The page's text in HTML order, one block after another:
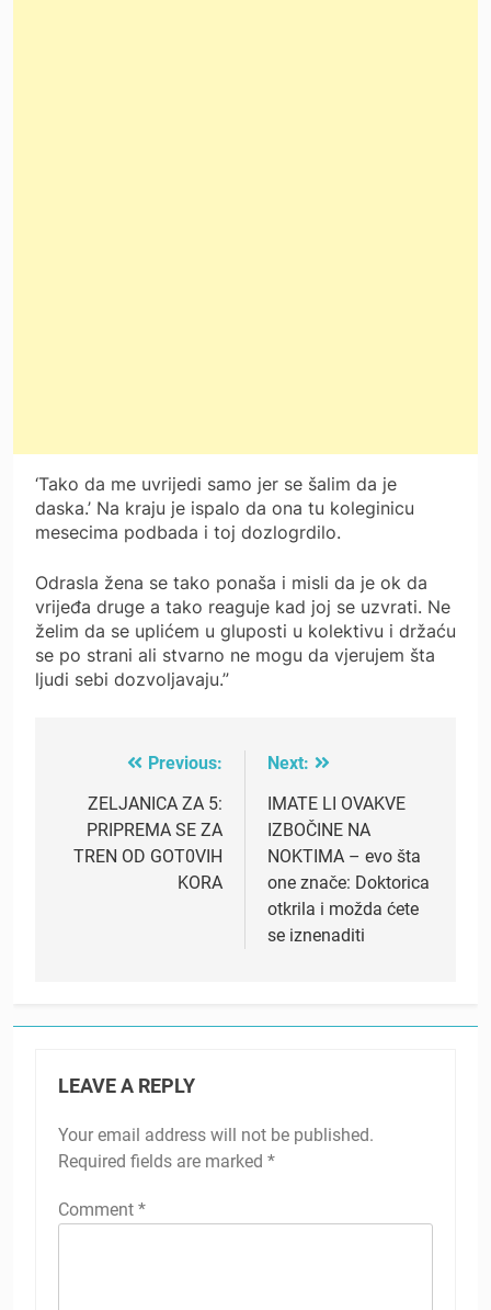
‘Tako da me uvrijedi samo jer se šalim da je
daska.’ Na kraju je ispalo da ona tu koleginicu
mesecima podbada i toj dozlogrdilo.
Odrasla žena se tako ponaša i misli da je ok da
vrijeđa druge a tako reaguje kad joj se uzvrati. Ne
želim da se uplićem u gluposti u kolektivu i držaću
se po strani ali stvarno ne mogu da vjerujem šta
ljudi sebi dozvoljavaju.”
navigation
Previous:
ZELJANICA ZA 5:
PRIPREMA SE ZA
TREN OD GOT0VIH
KORA
Next:
IMATE LI OVAKVE
IZBOČINE NA
NOKTIMA – evo šta
one znače: Doktorica
otkrila i možda ćete
se iznenaditi
LEAVE A REPLY
Your email address will not be published.
Required fields are marked *
Comment *